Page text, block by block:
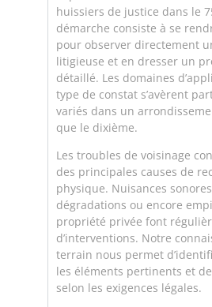
huissiers de justice dans le
démarche consiste à se
pour observer directement
litigieuse et en dresser un
détaillé. Les domaines
type de constat s’avèrent
variés dans un
que le dixième.
Les troubles de voisinage
des principales causes de
physique. Nuisances
dégradations ou encore
propriété privée font
d’interventions. Notre
terrain nous permet
les éléments pertinents et
selon les exigences légales.